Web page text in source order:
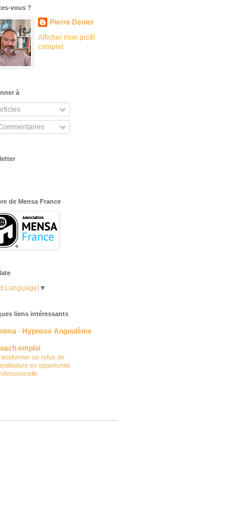
vous ?
Pierre Denier
Afficher mon profil
complet
à
de Mensa France
Language ▼
liens intéressants
- Hypnose Angoulême
emploi
un refus de
en opportunité